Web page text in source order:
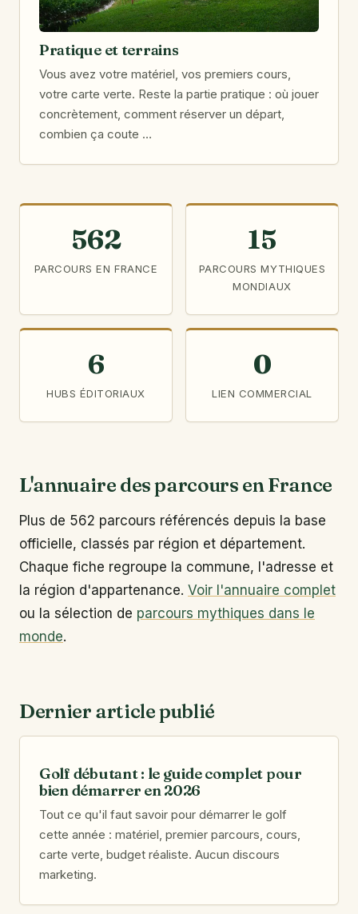
Pratique et terrains
Vous avez votre matériel, vos premiers cours,
votre carte verte. Reste la partie pratique : où jouer
concrètement, comment réserver un départ,
combien ça coute …
562
PARCOURS EN FRANCE
15
PARCOURS MYTHIQUES
MONDIAUX
6
HUBS ÉDITORIAUX
0
LIEN COMMERCIAL
L'annuaire des parcours en France
Plus de 562 parcours référencés depuis la base
officielle, classés par région et département.
Chaque fiche regroupe la commune, l'adresse et
la région d'appartenance. Voir l'annuaire complet
ou la sélection de parcours mythiques dans le
monde.
Dernier article publié
Golf débutant : le guide complet pour
bien démarrer en 2026
Tout ce qu'il faut savoir pour démarrer le golf
cette année : matériel, premier parcours, cours,
carte verte, budget réaliste. Aucun discours
marketing.